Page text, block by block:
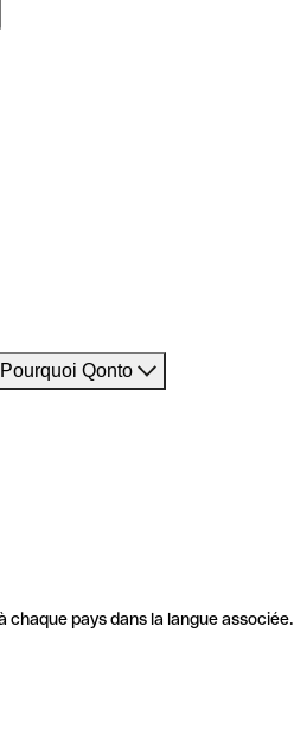
Pourquoi Qonto
pays dans la langue associée.